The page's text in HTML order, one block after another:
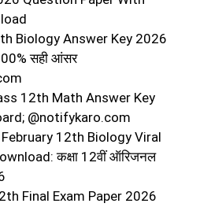
Biology Answer Key 2026
सही आंसर
12th Math Answer Key
@notifykaro.com
12th Biology Viral
कक्षा 12वीं ऑरिजनल
Final Exam Paper 2026